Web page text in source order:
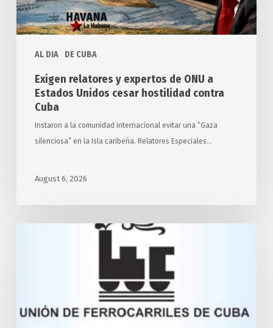
AL DIA DE CUBA
Unidos
cesar
contra
Exigen relatores y expertos de ONU a
Estados Unidos cesar hostilidad contra
Cuba
Instaron a la comunidad internacional evitar una “Gaza
silenciosa” en la Isla caribeña. Relatores Especiales…
August 6, 2026
apoyo